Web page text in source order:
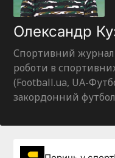
Олександр
Спортивний
роботи в
(Football.ua, UA-
закордонний